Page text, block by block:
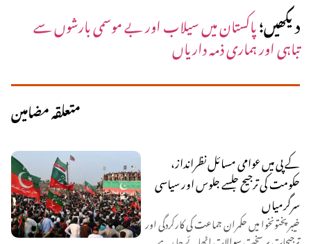
دیکھیں؛پاکستان میں سیلاب اور بے موسمی بارشوں سے
تباہی اور ہماری ذمہ داریاں
متعلقہ مضامین
کے پی میں عوامی مسائل نظرانداز،
حکومت کی ترجیح جلسے جلوس اور سیاسی
سرگرمیاں
خیبر پختونخوا میں حکمران جماعت کی کارکردگی اور